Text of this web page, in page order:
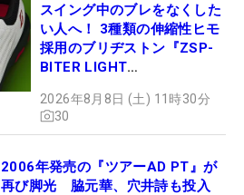
スイング中のブレをなくした
い人へ！ 3種類の伸縮性ヒモ
採用のブリヂストン『ZSP-
BITER LIGHT
ュー
2026年8月8日 (土) 11時30分
30
2006年発売の『ツアーAD PT』が
再び脚光 脇元華、穴井詩も投入